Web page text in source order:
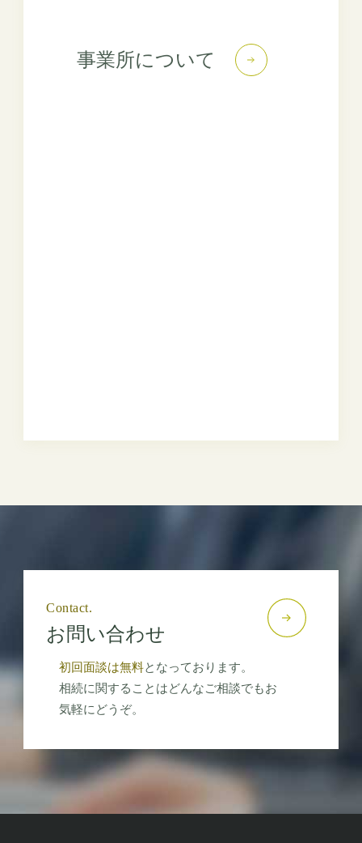
事業所について
お問い合わせ
Contact.
初回面談は無料となっております。
相続に関することはどんなご相談でもお
気軽にどうぞ。